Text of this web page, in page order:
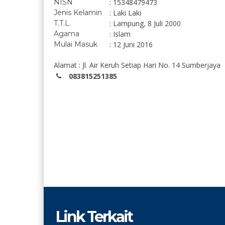
NISN : 15348479473
Jenis Kelamin : Laki Laki
T.T.L : Lampung, 8 Juli 2000
Agama : Islam
Mulai Masuk : 12 Juni 2016
Alamat : Jl. Air Keruh Setiap Hari No. 14 Sumberjaya
083815251385
Link Terkait